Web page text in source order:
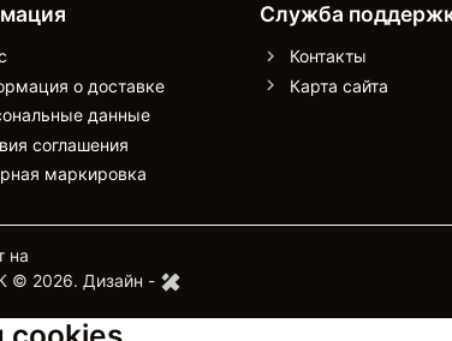
о доставке
данные
соглашения
маркировка
Служба
Контакты
Карта сайта
на
© 2026. Дизайн -